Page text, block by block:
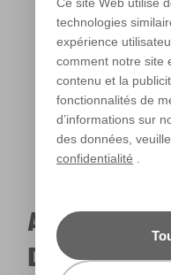
technologies
expérience
comment notre site
contenu et la
fonctionnalités de
d’informations sur
des données,
confidentialité
A QUOI
DANS VOTRE